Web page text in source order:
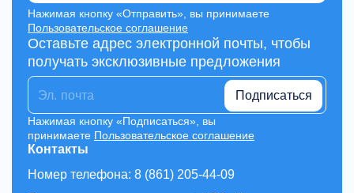
Контакты
Номер телефона: 8 (861) 205-44-09
Нажимая кнопку «Отправить», вы принимаете
Пользовательское соглашение
Оставьте адрес электронной почты, чтобы
получать эксклюзивные предложения
Подписаться
Нажимая кнопку «Подписаться», вы
принимаете Пользовательское соглашение